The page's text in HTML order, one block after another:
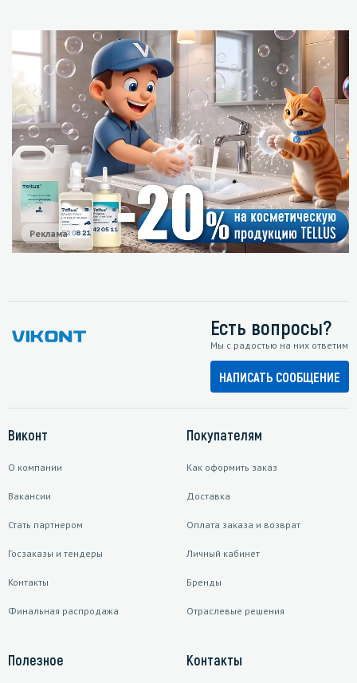
Реклама
Есть вопросы?
Мы с радостью на них ответим
НАПИСАТЬ СООБЩЕНИЕ
Виконт
О компании
Вакансии
Стать партнером
Госзаказы и тендеры
Контакты
Финальная распродажа
Покупателям
Как оформить заказ
Доставка
Оплата заказа и возврат
Личный кабинет
Бренды
Отраслевые решения
Полезное Контакты